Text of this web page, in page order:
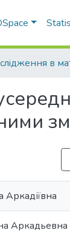
Аркадіївна
Аркадьевна